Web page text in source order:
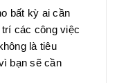
bất kỳ ai cần
các công việc
là tiêu
bạn sẽ cần